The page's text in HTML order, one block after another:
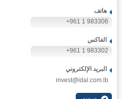
هاتف
+961 1 983306
الفاكس
+961 1 983302
البريد الإلكتروني
invest@idal.com.lb